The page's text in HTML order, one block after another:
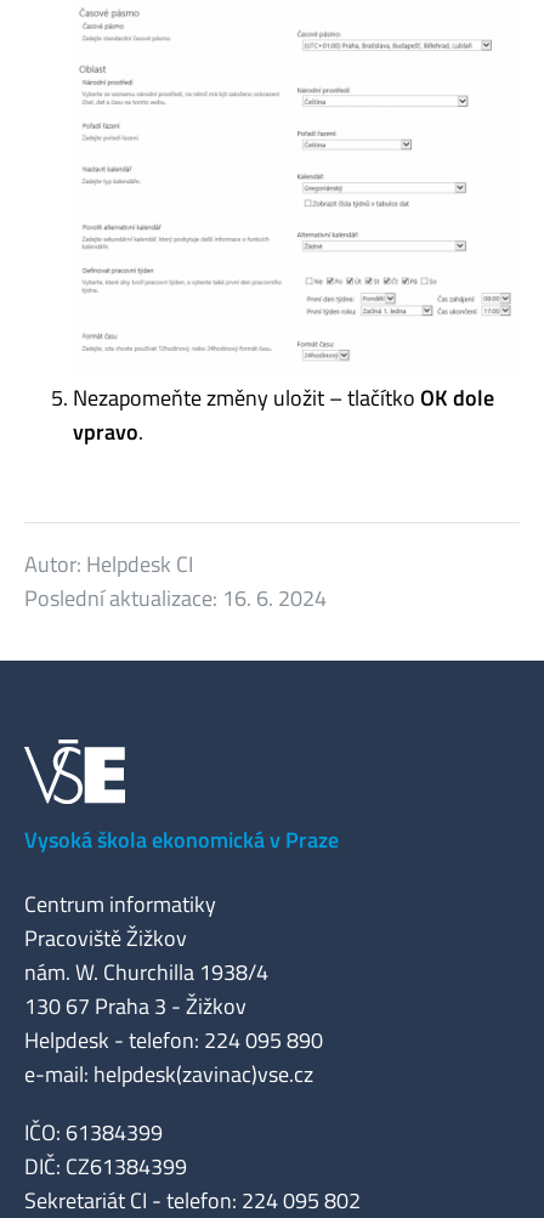
Nezapomeňte změny uložit – tlačítkoOK dole
vpravo.
Autor: Helpdesk CI
Poslední aktualizace: 16. 6. 2024
Vysoká škola ekonomická v Praze
Centrum informatiky
Pracoviště Žižkov
nám. W. Churchilla 1938/4
130 67 Praha 3 - Žižkov
Helpdesk - telefon: 224 095 890
e-mail: helpdesk(zavinac)vse.cz
IČO: 61384399
DIČ: CZ61384399
Sekretariát CI - telefon: 224 095 802